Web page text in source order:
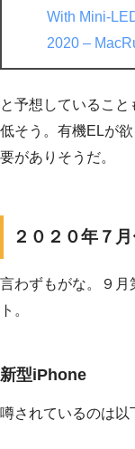
With Mini-
2020 –
と予想しているこ
低そう。有機ELが
要がありそうだ。
２０２０年７月
言わずもがな。９
ト。
新型iPhone
噂されているのは以